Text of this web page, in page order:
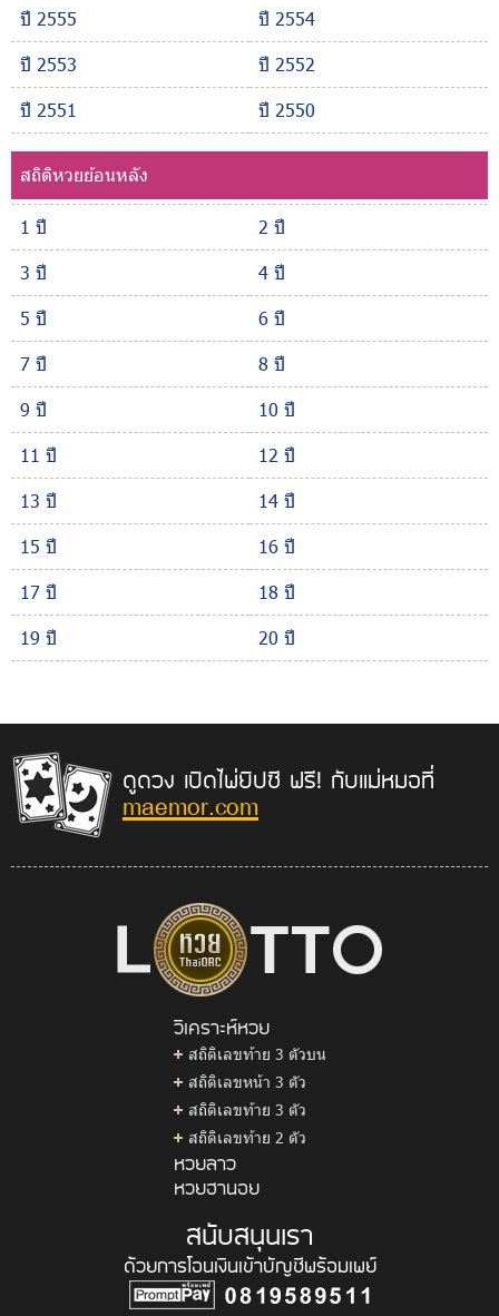
ปี 2555
ปี 2554
ปี 2553
ปี 2552
ปี 2551
ปี 2550
สถิติหวยย้อนหลัง
1 ปี
2 ปี
3 ปี
4 ปี
5 ปี
6 ปี
7 ปี
8 ปี
9 ปี
10 ปี
11 ปี
12 ปี
13 ปี
14 ปี
15 ปี
16 ปี
17 ปี
18 ปี
19 ปี
20 ปี
ดูดวง เปิดไพ่ยิปซี ฟรี! กับแม่หมอที่
maemor.com
วิเคราะห์หวย
สถิติเลขท้าย 3 ตัวบน
สถิติเลขหน้า 3 ตัว
สถิติเลขท้าย 3 ตัว
สถิติเลขท้าย 2 ตัว
หวยลาว
หวยฮานอย
สนับสนุนเรา
ด้วยการโอนเงินเข้าบัญชีพร้อมเพย์